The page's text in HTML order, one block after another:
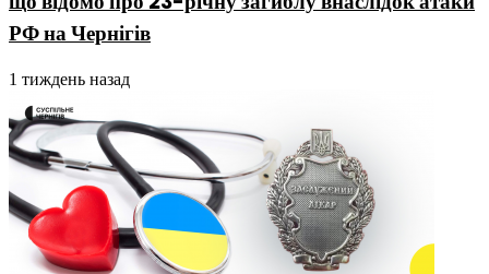
РФ на Чернігів
1 тиждень назад